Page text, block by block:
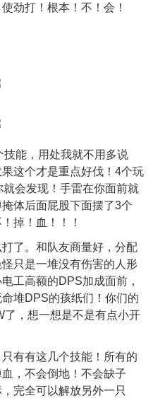
劲打！根本！不！会！
能，用处我就不用多说
这个才是重点好伐！4个玩
会发现！手雷在你面前就
体后面屁股下面摆了3个
掉！血！！！
了。和队友商量好，分配
只是一堆没有伤害的人形
工高额的DPS加成面前，
堆DPS的孩纸们！你们的
了，想一想是不是有点小开
有有这几个技能！所有的
，不会倒地！不会缺子
完全可以解放另外一只